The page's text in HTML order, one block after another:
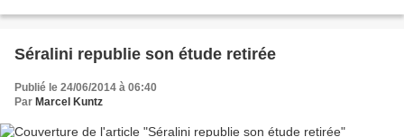
Séralini republie son étude retirée
Publié le 24/06/2014 à 06:40
Par Marcel Kuntz